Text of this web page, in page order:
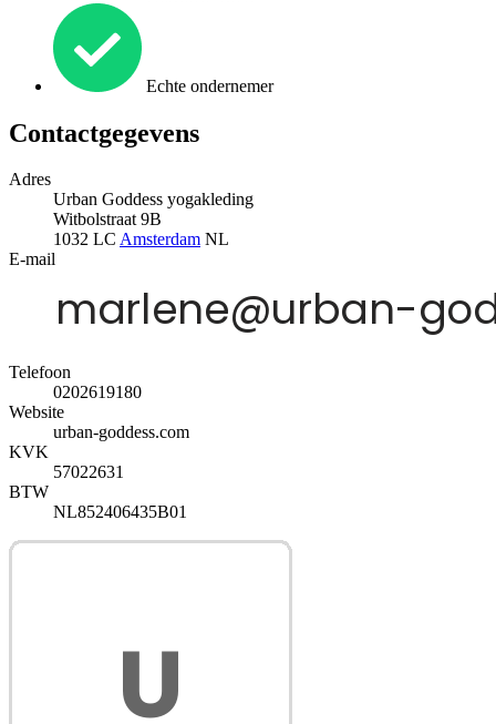
Echte ondernemer
Contactgegevens
Adres
Urban Goddess yogakleding
Witbolstraat 9B
1032 LC Amsterdam NL
E-mail
Telefoon
0202619180
Website
urban-goddess.com
KVK
57022631
BTW
NL852406435B01